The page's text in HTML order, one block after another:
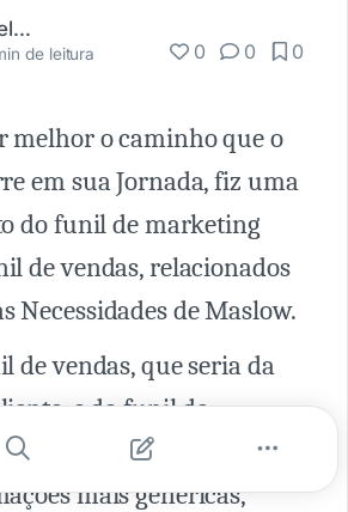
Mariangela Basoli
de leitura 0 0 0
melhor o caminho que o
em sua Jornada, fiz uma
do funil de marketing
de vendas, relacionados
Necessidades de Maslow.
de vendas, que seria da
e do funil de
de descoberta, a
mais genéricas,